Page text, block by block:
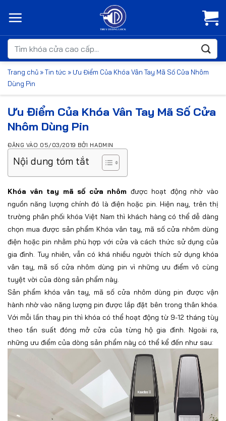
qua
dungTìm
kiếm:
Trang chủ »Tin tức » Ưu Điểm Của Khóa Vân Tay Mã Số Cửa Nhôm
Dùng Pin
Ưu Điểm Của Khóa Vân Tay Mã Số Cửa
Nhôm Dùng Pin
ĐĂNG VÀO 05/03/2019 BỞI HADMIN
Nội dung tóm tắt
Khóa vân tay mã số cửa nhôm được hoạt động nhờ vào
nguồn năng lượng chính đó là điện hoặc pin. Hiện nay, trên thị
trường phân phối khóa Việt Nam thì khách hàng có thể dễ dàng
chọn mua được sản phẩm Khóa vân tay, mã số cửa nhôm dùng
điện hoặc pin nhằm phù hợp với cửa và cách thức sử dụng của
gia đình. Tuy nhiên, vẫn có khá nhiều người thích sử dụng khóa
vân tay, mã số cửa nhôm dùng pin vì những ưu điểm vô cùng
tuyệt vời của dòng sản phẩm này.
Sản phẩm khóa vân tay, mã số cửa nhôm dùng pin được vận
hành nhờ vào năng lượng pin được lắp đặt bên trong thân khóa.
Với mỗi lần thay pin thì khóa có thể hoạt động từ 9-12 tháng tùy
theo tần suất đóng mở cửa của từng hộ gia đình. Ngoài ra,
những ưu điểm của dòng sản phẩm này có thể kể đến như sau: